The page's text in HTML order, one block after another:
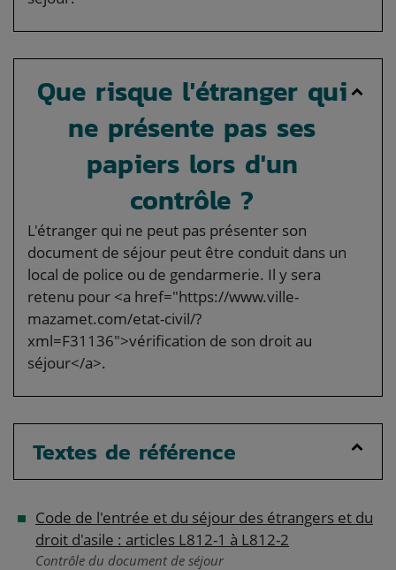
Que risque l'étranger qui
ne présente pas ses
papiers lors d'un
contrôle ?
L'étranger qui ne peut pas présenter son
document de séjour peut être conduit dans un
local de police ou de gendarmerie. Il y sera
retenu pour <a href="https://www.ville-
mazamet.com/etat-civil/?
xml=F31136">vérification de son droit au
séjour</a>.
Textes de référence
Code de l'entrée et du séjour des étrangers et du
droit d'asile : articles L812-1 à L812-2
Contrôle du document de séjour